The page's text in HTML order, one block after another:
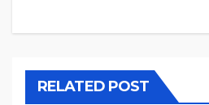
RELATED POST